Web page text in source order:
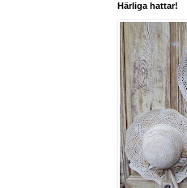
Härliga hattar!